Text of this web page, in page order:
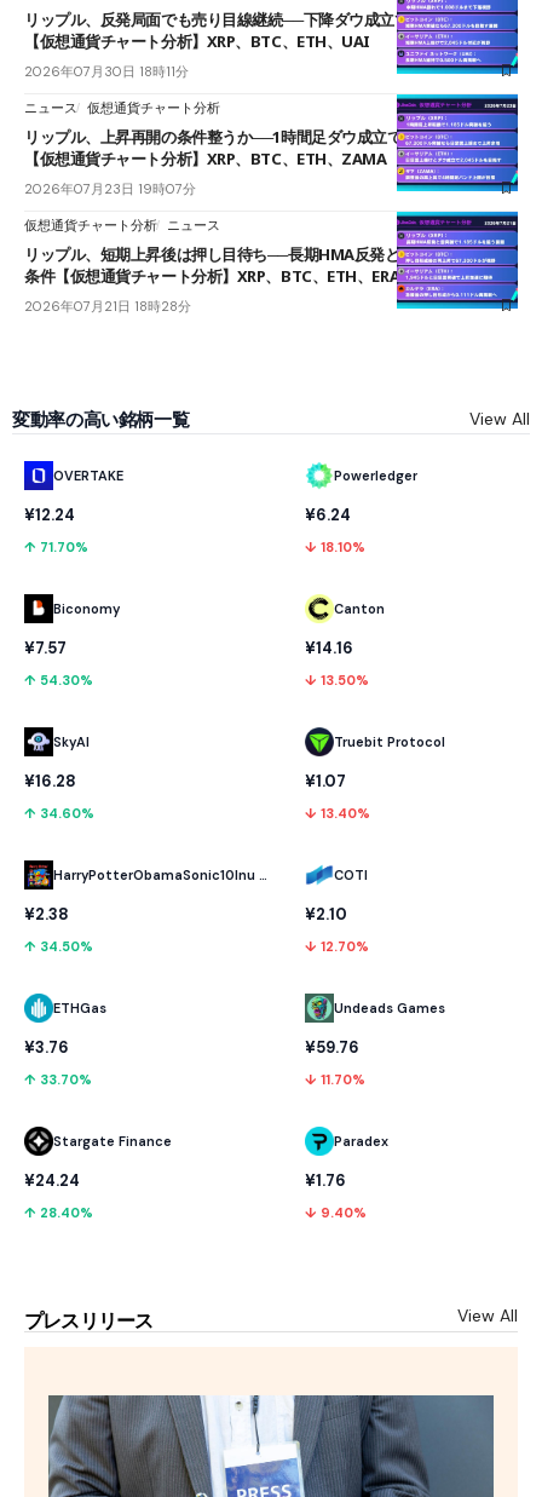
リップル、反発局面でも売り目線継続──下降ダウ成立で下値追う展開
【仮想通貨チャート分析】XRP、BTC、ETH、UAI
2026年07月30日 18時11分
ニュース 仮想通貨チャート分析
リップル、上昇再開の条件整うか──1時間足ダウ成立で1.185ドルを狙う
【仮想通貨チャート分析】XRP、BTC、ETH、ZAMA
2026年07月23日 19時07分
仮想通貨チャート分析 ニュース
リップル、短期上昇後は押し目待ち──長期HMA反発と雲上抜けが買い
条件【仮想通貨チャート分析】XRP、BTC、ETH、ERA
2026年07月21日 18時28分
変動率の高い銘柄一覧 View All
OVERTAKE
¥12.24
↑ 71.70%
Biconomy
¥7.57
↑ 54.30%
SkyAI
¥16.28
↑ 34.60%
HarryPotterObamaSonic10Inu (ETH)
¥2.38
↑ 34.50%
ETHGas
¥3.76
↑ 33.70%
Stargate Finance
¥24.24
↑ 28.40%
Powerledger
¥6.24
↓ 18.10%
Canton
¥14.16
↓ 13.50%
Truebit Protocol
¥1.07
↓ 13.40%
COTI
¥2.10
↓ 12.70%
Undeads Games
¥59.76
↓ 11.70%
Paradex
¥1.76
↓ 9.40%
プレスリリース View All